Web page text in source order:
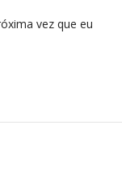
vez que eu